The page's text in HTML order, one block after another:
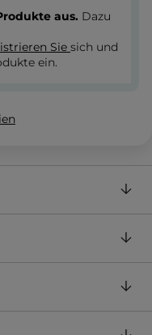
aus. Dazu
Sie sich und
ein.